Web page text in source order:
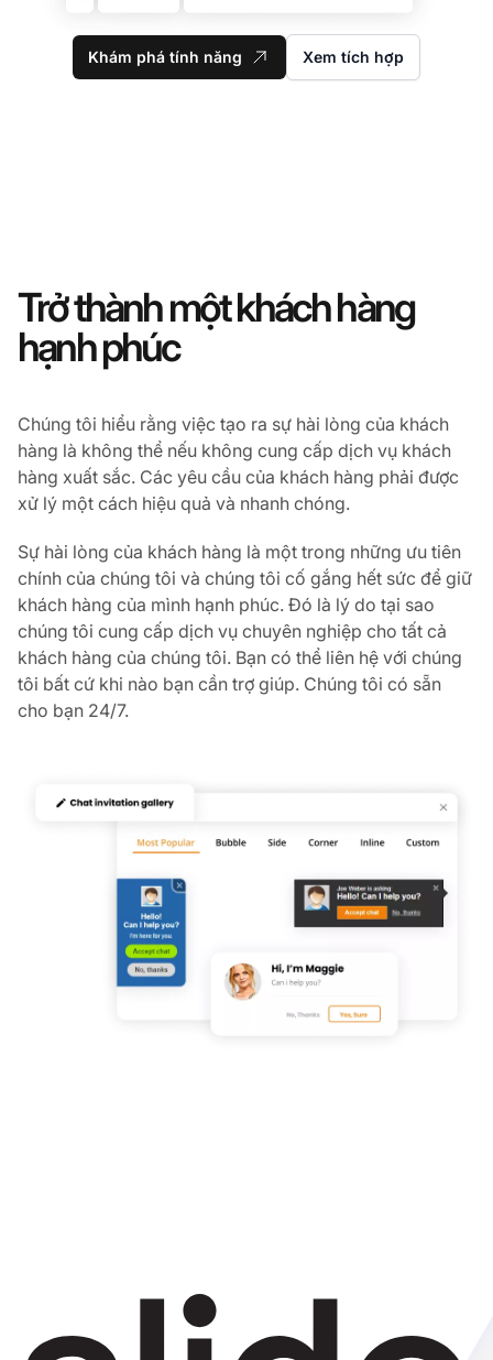
Khám phá tính năng Xem tích hợp
Trở thành một khách hàng
hạnh phúc
Chúng tôi hiểu rằng việc tạo ra sự hài lòng của khách
hàng là không thể nếu không cung cấp dịch vụ khách
hàng xuất sắc. Các yêu cầu của khách hàng phải được
xử lý một cách hiệu quả và nhanh chóng.
Sự hài lòng của khách hàng là một trong những ưu tiên
chính của chúng tôi và chúng tôi cố gắng hết sức để giữ
khách hàng của mình hạnh phúc. Đó là lý do tại sao
chúng tôi cung cấp dịch vụ chuyên nghiệp cho tất cả
khách hàng của chúng tôi. Bạn có thể liên hệ với chúng
tôi bất cứ khi nào bạn cần trợ giúp. Chúng tôi có sẵn
cho bạn 24/7.